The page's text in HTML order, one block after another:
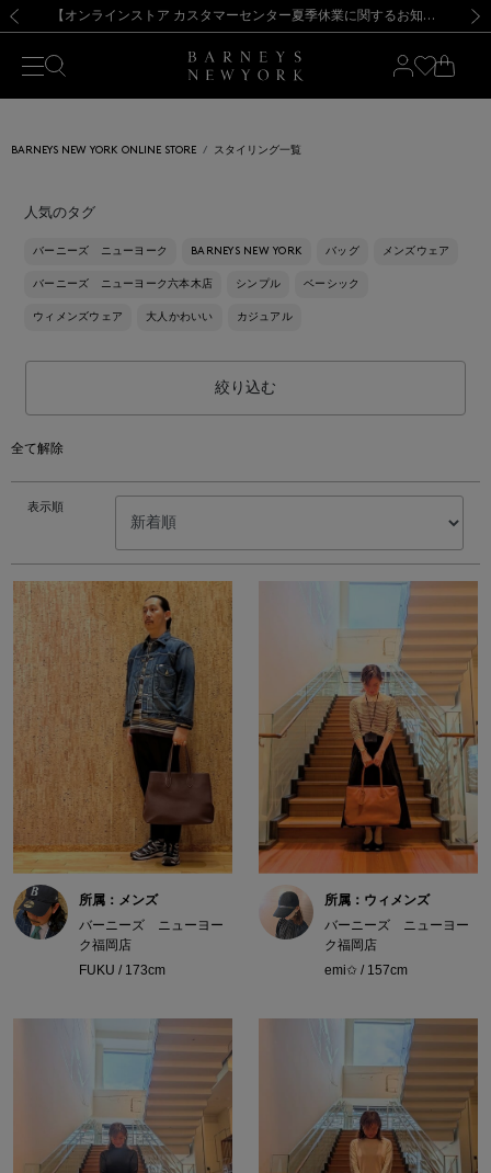
新規登録のお客様も対象！＜MY BARNEYS＞会員のお客様は11,000円（税込）以上のお買上げで常時送料無料！お買い物の際は会員登録を！
【夏季休業に伴う出荷一時停止のお知らせ】(2026.8.7) 【オンラインストア カスタマーセンター夏季休業に関するお知らせ】（2026.8.7）
【夏季休業に伴う返品・交換承り一時停止のお知らせ】（2026.8.5）
熊本県を中心とした地震の影響によるお荷物のお届けについて
【開催中】SUMMER SALEのご案内・ご注意事項 新規登録のお客様も対象！＜MY BARNEYS＞会員のお客様は11,000円（税込）以上のお買上げで常時送料無料！お買い物の際は会員登録を！
【夏季休業に伴う出荷一時停止のお知らせ】(2026.8.7)
BARNEYS NEW YORK ONLINE STORE スタイリング一覧
人気のタグ
バーニーズ ニューヨーク BARNEYS NEW YORK バッグ メンズウェア
バーニーズ ニューヨーク六本木店 シンプル ベーシック
ウィメンズウェア 大人かわいい カジュアル
絞り込む
全て解除
表示順
所属：メンズ
バーニーズ ニューヨー
ク福岡店
FUKU / 173cm
所属：ウィメンズ
バーニーズ ニューヨー
ク福岡店
emi✩ / 157cm